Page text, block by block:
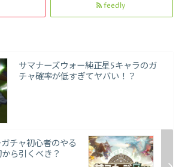
feedly
サマナーズウォー純正星5キャラのガ
チャ確率が低すぎてヤバい！？
チャ初心者のやる
ら引くべき？